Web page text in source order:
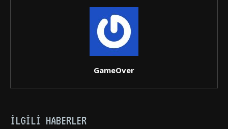
GameOver
İLGILI HABERLER